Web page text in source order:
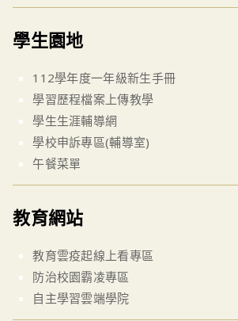
學生園地
112學年度一年級新生手冊
學習歷程檔案上傳教學
學生生涯輔導網
學校申訴專區(輔導室)
午餐菜單
教育網站
教育雲疫起線上看專區
防治校園霸凌專區
自主學習雲端學院